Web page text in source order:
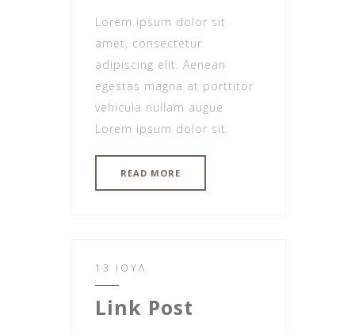
Lorem ipsum dolor sit
amet, consectetur
adipiscing elit. Aenean
egestas magna at porttitor
vehicula nullam augue
Lorem ipsum dolor sit.
READ MORE
13 ΙΟΎΛ
Link Post